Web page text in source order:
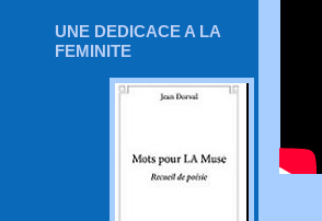
UNE DEDICACE A LA
FEMINITE